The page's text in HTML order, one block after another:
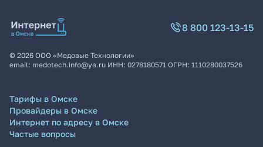
8 800 123-13-15
© 2026 ООО «Медовые Технологии»
email: medotech.info@ya.ru ИНН: 0278180571 ОГРН: 1110280037526
Тарифы в Омске
Провайдеры в Омске
Интернет по адресу в Омске
Частые вопросы